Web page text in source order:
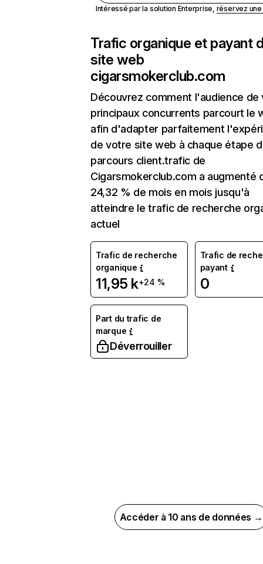
Intéressé par la solution Enterprise, réservez
Trafic organique et payant
site web
cigarsmokerclub.com
Découvrez comment l'audience de
principaux concurrents parcourt le
afin d'adapter parfaitement
de votre site web à chaque étape
parcours client.trafic de
Cigarsmokerclub.com a augmenté
24,32 % de mois en mois jusqu'à
atteindre le trafic de recherche
actuel
Trafic de recherche
organique
11,95 k+24 %
Trafic de
payant
0
Part du trafic de
marque
Déverrouiller
Accéder à 10 ans de données →